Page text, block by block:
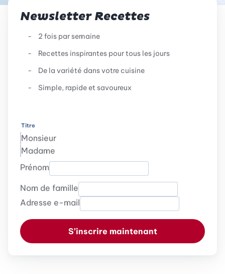
Newsletter Recettes
2 fois par semaine
Recettes inspirantes pour tous les jours
De la variété dans votre cuisine
Simple, rapide et savoureux
Titre
Monsieur
Madame
Prénom
Nom de famille
Adresse e-mail
S’inscrire maintenant